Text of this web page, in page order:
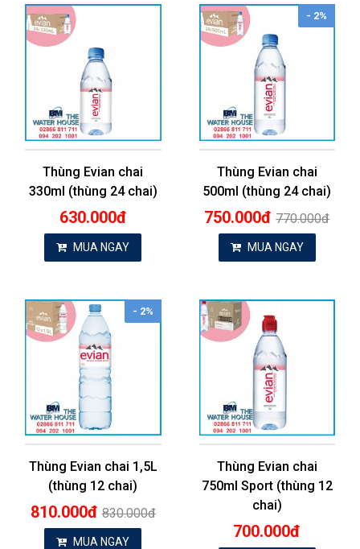
Thùng Evian chai
330ml (thùng 24 chai)
630.000đ
MUA NGAY
- 2%
Thùng Evian chai
500ml (thùng 24 chai)
750.000đ 770.000đ
MUA NGAY
- 2%
Thùng Evian chai 1,5L
(thùng 12 chai)
810.000đ 830.000đ
MUA NGAY
Thùng Evian chai
750ml Sport (thùng 12
chai)
700.000đ